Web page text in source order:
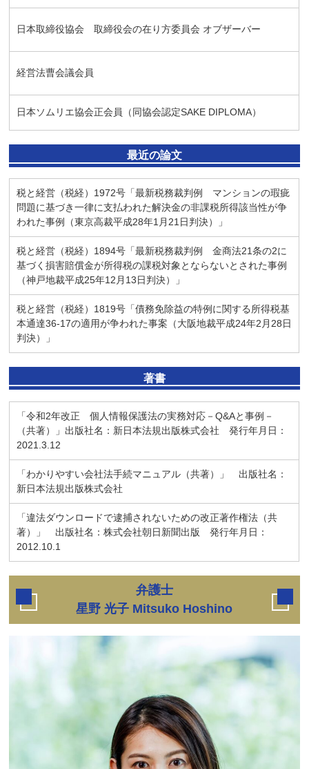
日本取締役協会 取締役会の在り方委員会 オブザーバー
経営法曹会議会員
日本ソムリエ協会正会員（同協会認定SAKE DIPLOMA）
最近の論文
税と経営（税経）1972号「最新税務裁判例 マンションの瑕疵
問題に基づき一律に支払われた解決金の非課税所得該当性が争
われた事例（東京高裁平成28年1月21日判決）」
税と経営（税経）1894号「最新税務裁判例 金商法21条の2に
基づく損害賠償金が所得税の課税対象とならないとされた事例
（神戸地裁平成25年12月13日判決）」
税と経営（税経）1819号「債務免除益の特例に関する所得税基
本通達36-17の適用が争われた事案（大阪地裁平成24年2月28日
判決）」
著書
「令和2年改正 個人情報保護法の実務対応－Q&Aと事例－
（共著）」出版社名：新日本法規出版株式会社 発行年月日：
2021.3.12
「わかりやすい会社法手続マニュアル（共著）」 出版社名：
新日本法規出版株式会社
「違法ダウンロードで逮捕されないための改正著作権法（共
著）」 出版社名：株式会社朝日新聞出版 発行年月日：
2012.10.1
弁護士
星野 光子 Mitsuko Hoshino